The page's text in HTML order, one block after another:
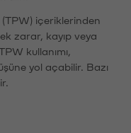
içeriklerinden
zarar, kayıp veya
kullanımı,
yol açabilir. Bazı